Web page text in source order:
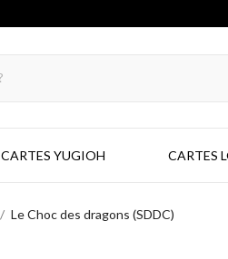
CARTES YUGIOH CARTES
Le Choc des dragons (SDDC)